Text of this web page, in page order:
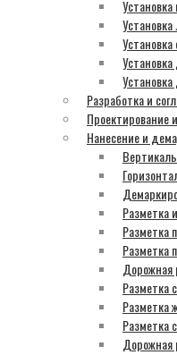
Разработка и
Проектирование
Нанесение и
Разметка
Разметка
Разметка
Дорожная
Разметка
Разметка
Разметка
Дорожная